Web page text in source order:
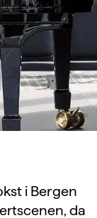
i Bergen
da